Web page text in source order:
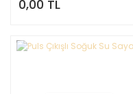
0,00 TL